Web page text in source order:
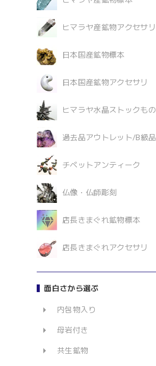
ヒマラヤ産鉱物アクセサリ
日本国産鉱物標本
日本国産鉱物アクセサリ
ヒマラヤ水晶ストックもの
過去品アウトレット/B級品
チベットアンティーク
仏像・仏師彫刻
店長きまぐれ鉱物標本
店長きまぐれアクセサリ
面白さから選ぶ
内包物入り
母岩付き
共生鉱物